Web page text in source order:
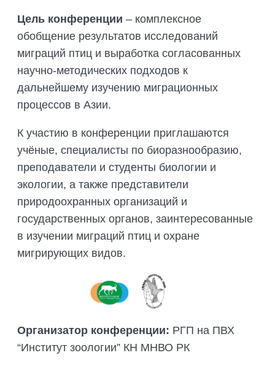
Цель конференции – комплексное
обобщение результатов исследований
миграций птиц и выработка согласованных
научно-методических подходов к
дальнейшему изучению миграционных
процессов в Азии.
К участию в конференции приглашаются
учёные, специалисты по биоразнообразию,
преподаватели и студенты биологии и
экологии, а также представители
природоохранных организаций и
государственных органов, заинтересованные
в изучении миграций птиц и охране
мигрирующих видов.
Организатор конференции: РГП на ПВХ
“Институт зоологии” КН МНВО РК